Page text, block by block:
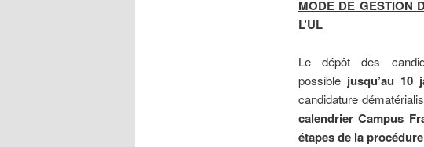
MODE DE GESTION
L’UL
Le dépôt des
possible jusqu’au 10
candidature
calendrier Campus
étapes de la